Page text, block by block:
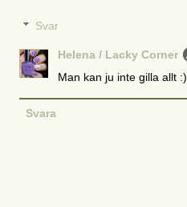
Svar
Helena / Lacky Corner
Man kan ju inte gilla allt :)
Svara